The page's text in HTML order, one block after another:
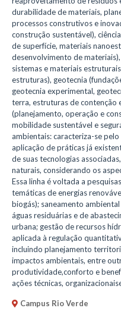
durabilidade de materiais,
processos construtivos e
construção sustentável),
de superfície, materiais
desenvolvimento de
sistemas e materiais
estruturas), geotecnia
geotecnia experimental,
terra, estruturas de contenção
(planejamento, operação e
mobilidade sustentável e
ambientais: caracteriza-se
aplicação de práticas já
de suas tecnologias
naturais, considerando os
Essa linha é voltada a
temáticas de energias
biogás); saneamento
águas residuárias e de
urbana; gestão de recursos
aplicada à regulação
incluindo planejamento
impactos ambientais, entre
produtividade,conforto e
ações técnicas,
Campus Rio Verde